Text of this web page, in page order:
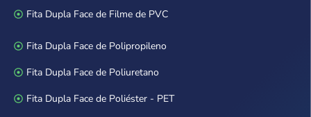
Fita Dupla Face de Filme de PVC
Fita Dupla Face de Polipropileno
Fita Dupla Face de Poliuretano
Fita Dupla Face de Poliéster - PET